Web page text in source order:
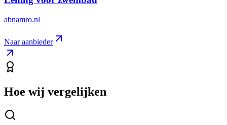
abnamro.nl
Naar aanbieder
Hoe wij vergelijken